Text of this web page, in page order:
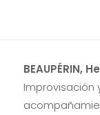
BEAUPÉRIN,
Improvisación